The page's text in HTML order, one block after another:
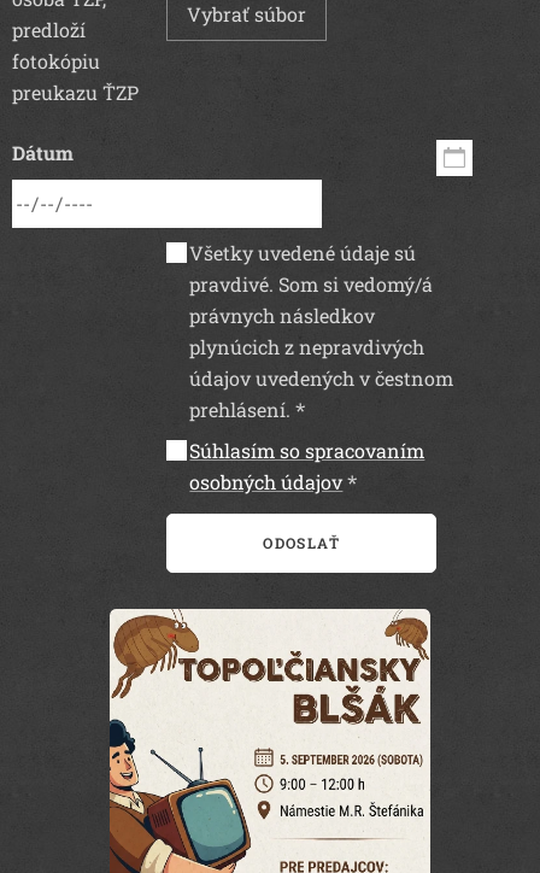
predloží
fotokópiu
preukazu ŤZP
Vybrať súbor
Dátum
Všetky uvedené údaje sú
pravdivé. Som si vedomý/á
právnych následkov
plynúcich z nepravdivých
údajov uvedených v čestnom
prehlásení.
Súhlasím so spracovaním
osobných údajov
ODOSLAŤ